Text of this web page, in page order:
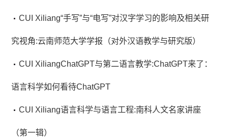
CUI Xiliang“手写”与“电写”对汉字学习的影响及相关研
究视角:云南师范大学学报（对外汉语教学与研究版）
CUI XiliangChatGPT与第二语言教学:ChatGPT来了：
语言科学如何看待ChatGPT
CUI Xiliang语言科学与语言工程:南科人文名家讲座
（第一辑）